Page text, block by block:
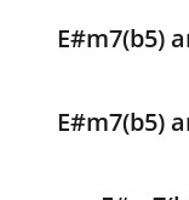
E#m7(b5)
E#m7(b5)